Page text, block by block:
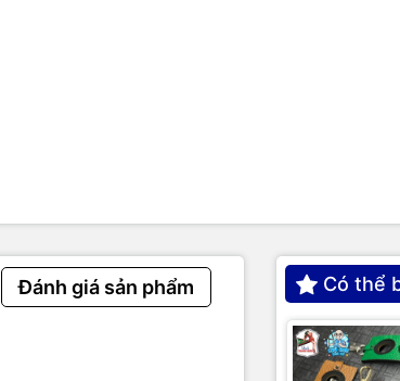
Đánh giá sản phẩm Có thể